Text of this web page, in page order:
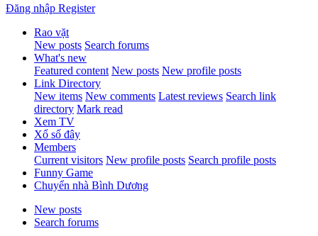
Đăng nhập Register
Rao vặt
New posts Search forums
What's new
Featured content New posts New profile posts
Link Directory
New items New comments Latest reviews Search link
directory Mark read
Xem TV
Xổ số đây
Members
Current visitors New profile posts Search profile posts
Funny Game
Chuyển nhà Bình Dương
New posts
Search forums